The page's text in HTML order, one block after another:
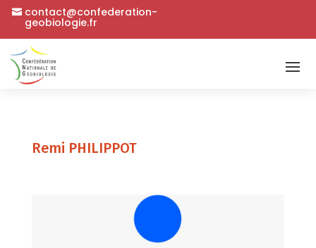
contact@confederation-
geobiologie.fr
Remi PHILIPPOT